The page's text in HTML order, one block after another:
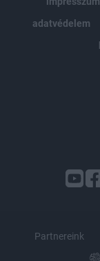
adatvédelem
Partnereink